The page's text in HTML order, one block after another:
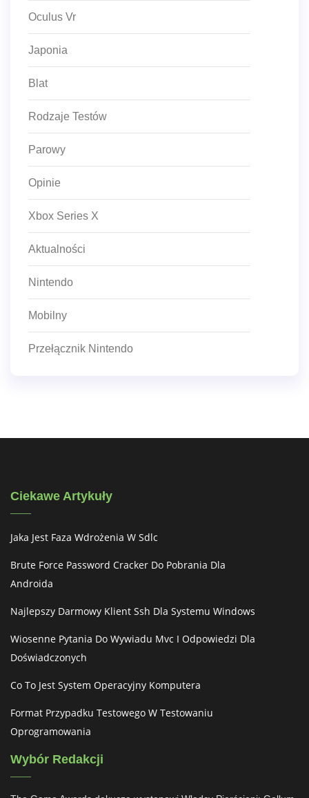
Oculus Vr
Japonia
Blat
Rodzaje Testów
Parowy
Opinie
Xbox Series X
Aktualności
Nintendo
Mobilny
Przełącznik Nintendo
Ciekawe Artykuły
Jaka Jest Faza Wdrożenia W Sdlc
Brute Force Password Cracker Do Pobrania Dla
Androida
Najlepszy Darmowy Klient Ssh Dla Systemu Windows
Wiosenne Pytania Do Wywiadu Mvc I Odpowiedzi Dla
Doświadczonych
Co To Jest System Operacyjny Komputera
Format Przypadku Testowego W Testowaniu
Oprogramowania
Wybór Redakcji